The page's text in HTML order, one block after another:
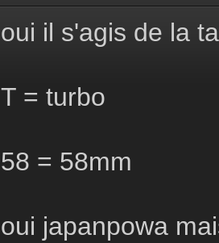
oui il s'agis de la
T = turbo
58 = 58mm
oui japanpowa